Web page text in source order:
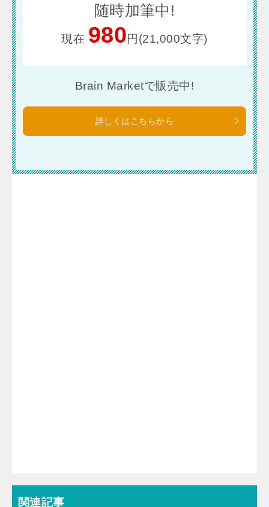
随時加筆中!
現在 980円(21,000文字)
Brain Marketで販売中!
詳しくはこちらから
関連記事